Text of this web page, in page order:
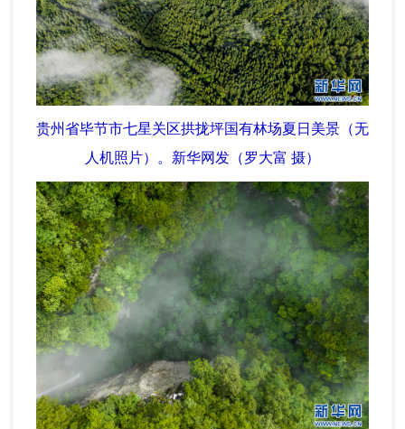
贵州省毕节市七星关区拱拢坪国有林场夏日美景（无
人机照片）。新华网发（罗大富 摄）